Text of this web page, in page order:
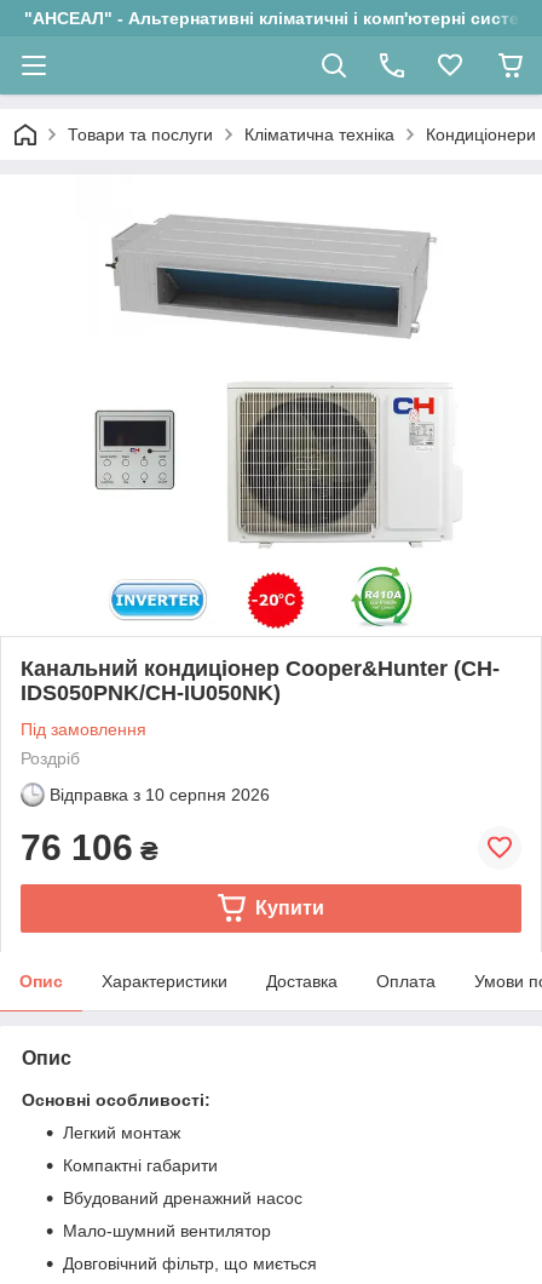
"АНСЕАЛ" - Альтернативні кліматичні і комп'ютерні системи
Товари та послуги Кліматична техніка Кондиціонери
Канальний кондиціонер Cooper&Hunter (CH-
IDS050PNK/CH-IU050NK)
Під замовлення
Роздріб
Відправка з 10 серпня 2026
76 106 ₴
Купити
Опис Характеристики Доставка Оплата Умови
Опис
Основні особливості:
Легкий монтаж
Компактні габарити
Вбудований дренажний насос
Мало-шумний вентилятор
Довговічний фільтр, що миється